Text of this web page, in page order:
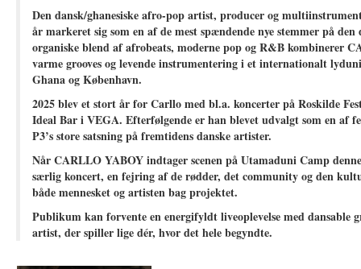
Den dansk/ghanesiske afro-pop artist, producer og
år markeret sig som en af de mest spændende nye stemmer på den
organiske blend af afrobeats, moderne pop og R&B kombinerer
varme grooves og levende instrumentering i et internationalt
Ghana og København.
2025 blev et stort år for Carllo med bl.a. koncerter på Roskilde
Ideal Bar i VEGA. Efterfølgende er han blevet udvalgt som en af
P3’s store satsning på fremtidens danske artister.
Når CARLLO YABOY indtager scenen på Utamaduni Camp
særlig koncert, en fejring af de rødder, det community og den
både mennesket og artisten bag projektet.
Publikum kan forvente en energifyldt liveoplevelse med dansable
artist, der spiller lige dér, hvor det hele begyndte.